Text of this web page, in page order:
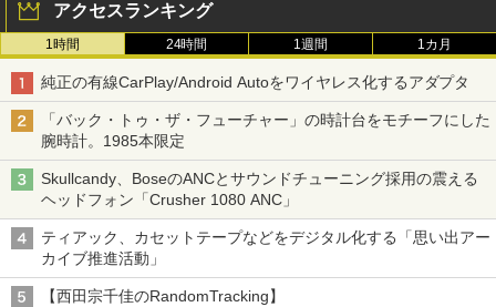
アクセスランキング
1時間 24時間 1週間 1カ月
純正の有線CarPlay/Android Autoをワイヤレス化するアダプタ
「バック・トゥ・ザ・フューチャー」の時計台をモチーフにした
腕時計。1985本限定
Skullcandy、BoseのANCとサウンドチューニング採用の震える
ヘッドフォン「Crusher 1080 ANC」
ティアック、カセットテープなどをデジタル化する「思い出アー
カイブ推進活動」
【西田宗千佳のRandomTracking】